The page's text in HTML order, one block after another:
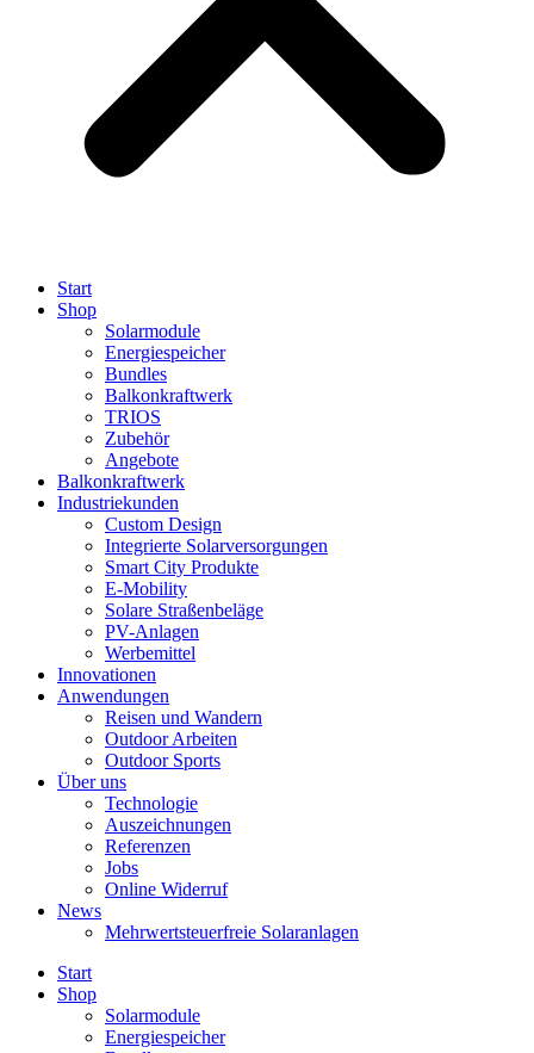
Start
Shop
Solarmodule
Energiespeicher
Bundles
Balkonkraftwerk
TRIOS
Zubehör
Angebote
Balkonkraftwerk
Industriekunden
Custom Design
Integrierte Solarversorgungen
Smart City Produkte
E-Mobility
Solare Straßenbeläge
PV-Anlagen
Werbemittel
Innovationen
Anwendungen
Reisen und Wandern
Outdoor Arbeiten
Outdoor Sports
Über uns
Technologie
Auszeichnungen
Referenzen
Jobs
Online Widerruf
News
Mehrwertsteuerfreie Solaranlagen
Start
Shop
Solarmodule
Energiespeicher